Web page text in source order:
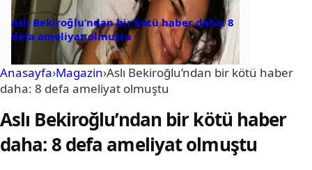
Aslı Bekiroğlu’ndan bir kötü haber daha: 8
defa ameliyat olmuştu
Anasayfa›Magazin›Aslı Bekiroğlu’ndan bir kötü haber
daha: 8 defa ameliyat olmuştu
Aslı Bekiroğlu’ndan bir kötü haber
daha: 8 defa ameliyat olmuştu